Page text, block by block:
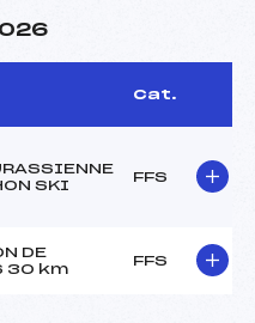
Cat.
SKI
FFS
DE
30 km
FFS